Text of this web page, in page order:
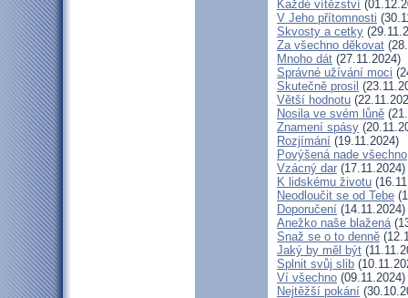
Každé vítězství
V Jeho přítomnosti
Skvosty a cetky
Za všechno děkovat
Mnoho dát (27.11.2024)
Správné užívání moci
Skutečně prosil
Větší hodnotu
Nosila ve svém lůně
Znamení spásy
Rozjímání (19.11.2024)
Povýšená nade všechno
Vzácný dar (17.11.2024)
K lidskému životu
Neodloučit se od Tebe
Doporučení (14.11.2024)
Anežko naše blažená
Snaž se o to denně
Jaký by měl být
Splnit svůj slib
Ví všechno (09.11.2024)
Nejtěžší pokání